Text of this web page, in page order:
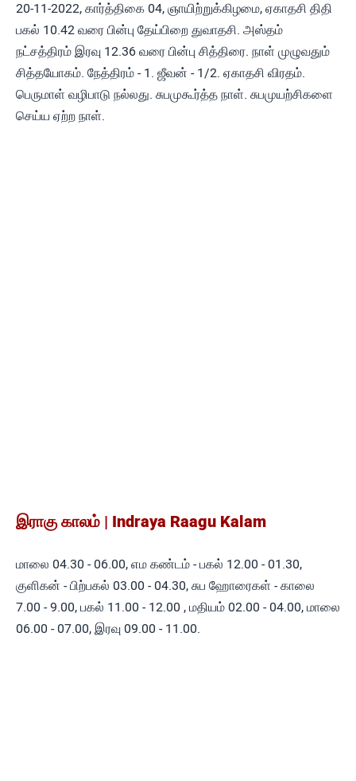
20-11-2022, கார்த்திகை 04, ஞாயிற்றுக்கிழமை, ஏகாதசி திதி
பகல் 10.42 வரை பின்பு தேய்பிறை துவாதசி. அஸ்தம்
நட்சத்திரம் இரவு 12.36 வரை பின்பு சித்திரை. நாள் முழுவதும்
சித்தயோகம். நேத்திரம் - 1. ஜீவன் - 1/2. ஏகாதசி விரதம்.
பெருமாள் வழிபாடு நல்லது. சுபமுகூர்த்த நாள். சுபமுயற்சிகளை
செய்ய ஏற்ற நாள்.
இராகு காலம் | Indraya Raagu Kalam
மாலை 04.30 - 06.00, எம கண்டம் - பகல் 12.00 - 01.30,
குளிகன் - பிற்பகல் 03.00 - 04.30, சுப ஹோரைகள் - காலை
7.00 - 9.00, பகல் 11.00 - 12.00 , மதியம் 02.00 - 04.00, மாலை
06.00 - 07.00, இரவு 09.00 - 11.00.